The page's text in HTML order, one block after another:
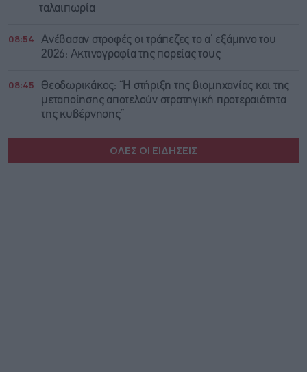
ταλαιπωρία
08:54
Ανέβασαν στροφές οι τράπεζες το α’ εξάμηνο του
2026: Ακτινογραφία της πορείας τους
08:45
Θεοδωρικάκος: “Η στήριξη της βιομηχανίας και της
μεταποίησης αποτελούν στρατηγική προτεραιότητα
της κυβέρνησης”
ΟΛΕΣ ΟΙ ΕΙΔΗΣΕΙΣ